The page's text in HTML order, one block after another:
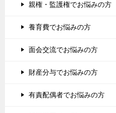
親権・監護権でお悩みの方
養育費でお悩みの方
面会交流でお悩みの方
財産分与でお悩みの方
有責配偶者でお悩みの方